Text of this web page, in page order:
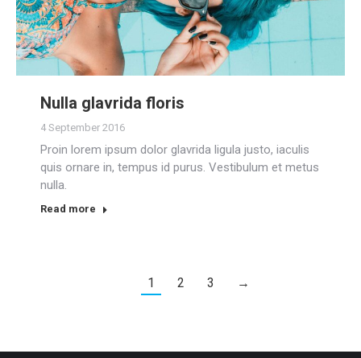
Nulla glavrida floris
4 September 2016
Proin lorem ipsum dolor glavrida ligula justo, iaculis
quis ornare in, tempus id purus. Vestibulum et metus
nulla.
Read more
1 2 3 →